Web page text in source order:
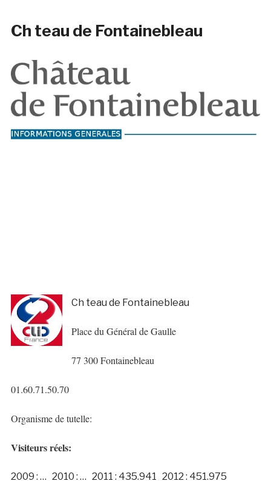
Ch teau de Fontainebleau
Ch teau de Fontainebleau
Place du Général de Gaulle
77 300 Fontainebleau
01.60.71.50.70
Organisme de tutelle:
Visiteurs réels:
2009 : … 2010 : … 2011 : 435.941 2012 : 451.975